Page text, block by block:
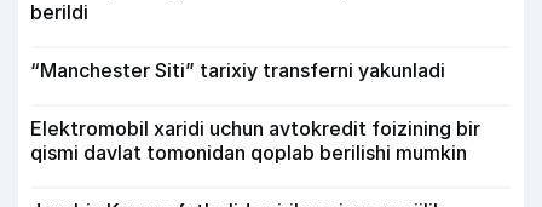
berildi
“Manchester Siti” tarixiy transferni yakunladi
Elektromobil xaridi uchun avtokredit foizining bir
qismi davlat tomonidan qoplab berilishi mumkin